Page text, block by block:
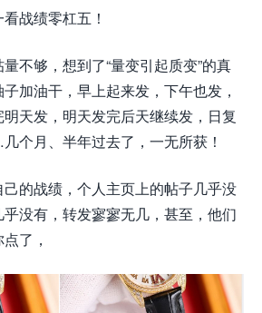
战绩零杠五！
不够，想到了“量变引起质变”的真
加油干，早上起来发，下午也发，
天发，明天发完后天继续发，日复
个月、半年过去了，一无所获！
的战绩，个人主页上的帖子几乎没
没有，转发寥寥无几，甚至，他们
了，